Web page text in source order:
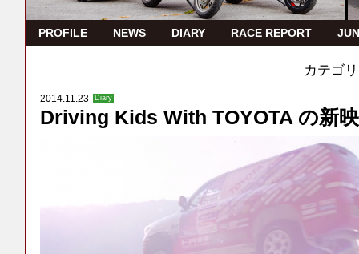
PROFILE NEWS DIARY RACE REPORT
カテゴ
2014.11.23 Diary
Driving Kids With TOYOTA の新